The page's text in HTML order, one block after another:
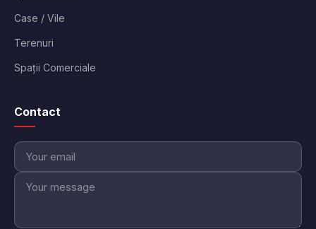
Case / Vile
Terenuri
Spații Comerciale
Contact